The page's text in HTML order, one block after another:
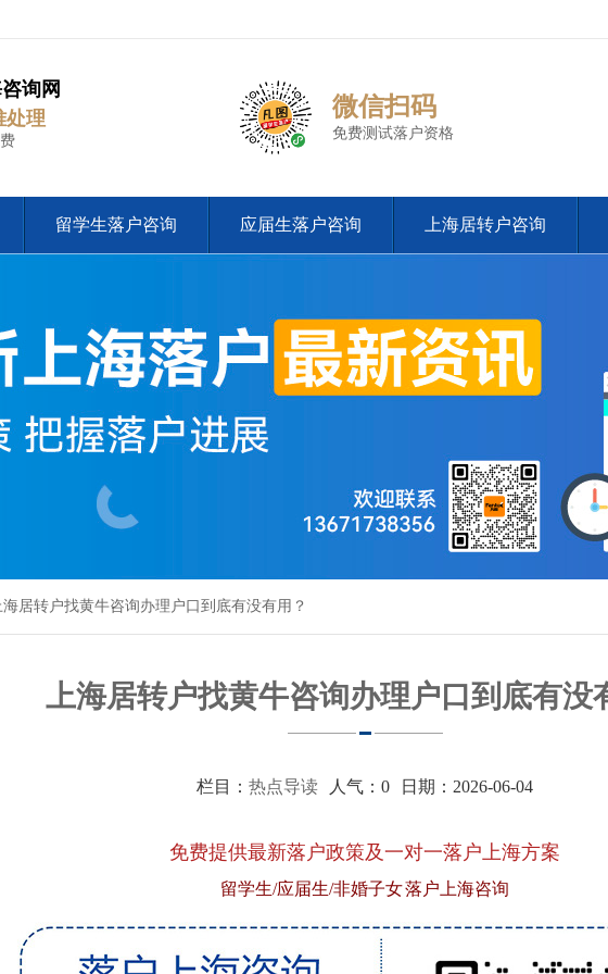
询网
处理
微信扫码
免费测试落户资格
留学生落户咨询 应届生落户咨询 上海居转户咨询
海居转户找黄牛咨询办理户口到底有没有用？
上海居转户找黄牛咨询办理户口到底有没
栏目： 热点导读 人气： 0 日期：2026-06-04
免费提供最新落户政策及一对一落户上海方案
留学生/应届生/非婚子女 落户上海咨询